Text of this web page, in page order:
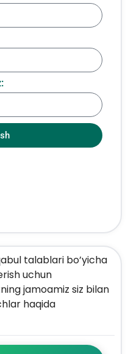
talablari bo’yicha
uchun
jamoamiz siz bilan
haqida